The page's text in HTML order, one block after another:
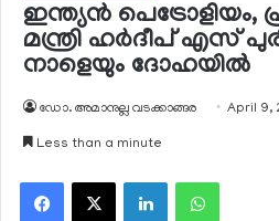
ഇന്ത്യന്‍
മന്ത്രി ഹര്‍ദീപ് എസ്
നാളെയും ദോഹയില്‍
ഡോ. അമാനുല്ല വടക്കാങ്ങര April 9,
Less than a minute
Facebook
X LinkedIn